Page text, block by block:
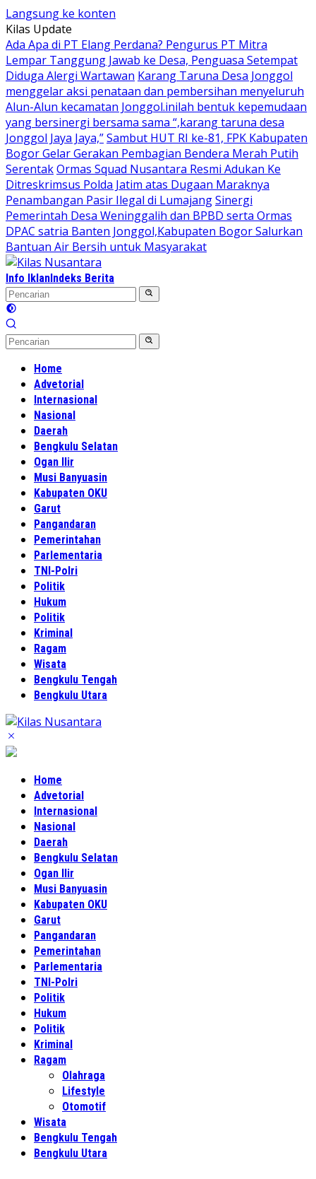
Langsung ke konten
Kilas Update
Ada Apa di PT Elang Perdana? Pengurus PT Mitra
Lempar Tanggung Jawab ke Desa, Penguasa Setempat
Diduga Alergi Wartawan Karang Taruna Desa Jonggol
menggelar aksi penataan dan pembersihan menyeluruh
Alun-Alun kecamatan Jonggol.inilah bentuk kepemudaan
yang bersinergi bersama sama “,karang taruna desa
Jonggol Jaya Jaya,”Sambut HUT RI ke-81, FPK Kabupaten
Bogor Gelar Gerakan Pembagian Bendera Merah Putih
SerentakOrmas Squad Nusantara Resmi Adukan Ke
Ditreskrimsus Polda Jatim atas Dugaan Maraknya
Penambangan Pasir Ilegal di LumajangSinergi
Pemerintah Desa Weninggalih dan BPBD serta Ormas
DPAC satria Banten Jonggol,Kabupaten Bogor Salurkan
Bantuan Air Bersih untuk Masyarakat
Info IklanIndeks Berita
Home
Advetorial
Internasional
Nasional
Daerah
Bengkulu Selatan
Ogan Ilir
Musi Banyuasin
Kabupaten OKU
Garut
Pangandaran
Pemerintahan
Parlementaria
TNI-Polri
Politik
Hukum
Politik
Kriminal
Ragam
Wisata
Bengkulu Tengah
Bengkulu Utara
Home
Advetorial
Internasional
Nasional
Daerah
Bengkulu Selatan
Ogan Ilir
Musi Banyuasin
Kabupaten OKU
Garut
Pangandaran
Pemerintahan
Parlementaria
TNI-Polri
Politik
Hukum
Politik
Kriminal
Ragam
Olahraga
Lifestyle
Otomotif
Wisata
Bengkulu Tengah
Bengkulu Utara